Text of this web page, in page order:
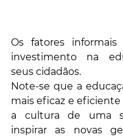
Os fatores
investimento na
seus cidadãos.
Note-se que a
mais eficaz e
a cultura de uma
inspirar as novas